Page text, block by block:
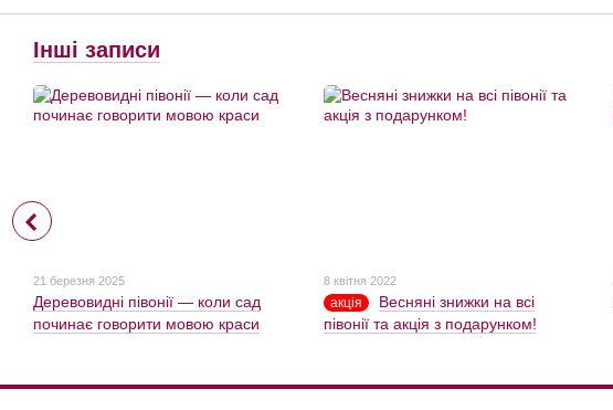
Інші записи
21 березня 2025
Деревовидні півонії — коли сад
починає говорити мовою краси
8 квітня 2022
акція
Весняні знижки на всі
півонії та акція з подарунком!